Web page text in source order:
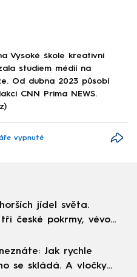
Vysoké škole kreativní
studiem médií na
Od dubna 2023 působí
CNN Prima NEWS.
vypnuté
jídel světa.
české pokrmy, vévodí
Jak rychle
se skládá. A vločky